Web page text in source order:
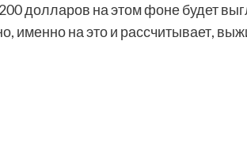
долларов на этом фоне будет
именно на это и рассчитывает,